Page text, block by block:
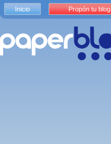
Inicio Propón tu blog